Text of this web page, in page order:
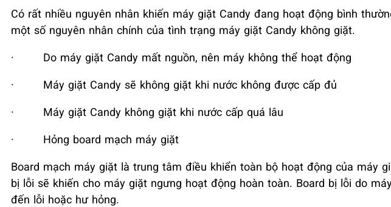
Có rất nhiều nguyên nhân khiến máy giặt Candy đang hoạt động bình
một số nguyên nhân chính của tình trạng máy giặt Candy không giặt.
·
Do máy giặt Candy mất nguồn, nên máy không thể hoạt động
·
Máy giặt Candy sẽ không giặt khi nước không được cấp đủ
·
Máy giặt Candy không giặt khi nước cấp quá lâu
·
Hỏng board mạch máy giặt
Board mạch máy giặt là trung tâm điều khiển toàn bộ hoạt động của máy
bị lỗi sẽ khiến cho máy giặt ngưng hoạt động hoàn toàn. Board bị lỗi do
đến lỗi hoặc hư hỏng.